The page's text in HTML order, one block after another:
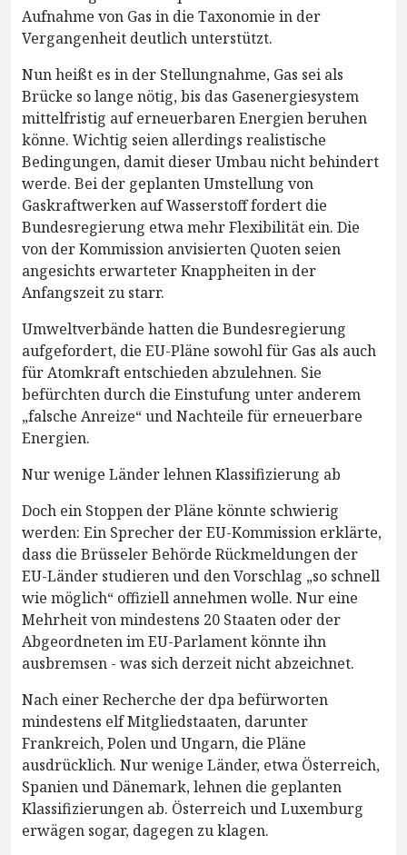
Aufnahme von Gas in die Taxonomie in der
Vergangenheit deutlich unterstützt.
Nun heißt es in der Stellungnahme, Gas sei als
Brücke so lange nötig, bis das Gasenergiesystem
mittelfristig auf erneuerbaren Energien beruhen
könne. Wichtig seien allerdings realistische
Bedingungen, damit dieser Umbau nicht behindert
werde. Bei der geplanten Umstellung von
Gaskraftwerken auf Wasserstoff fordert die
Bundesregierung etwa mehr Flexibilität ein. Die
von der Kommission anvisierten Quoten seien
angesichts erwarteter Knappheiten in der
Anfangszeit zu starr.
Umweltverbände hatten die Bundesregierung
aufgefordert, die EU-Pläne sowohl für Gas als auch
für Atomkraft entschieden abzulehnen. Sie
befürchten durch die Einstufung unter anderem
„falsche Anreize“ und Nachteile für erneuerbare
Energien.
Nur wenige Länder lehnen Klassifizierung ab
Doch ein Stoppen der Pläne könnte schwierig
werden: Ein Sprecher der EU-Kommission erklärte,
dass die Brüsseler Behörde Rückmeldungen der
EU-Länder studieren und den Vorschlag „so schnell
wie möglich“ offiziell annehmen wolle. Nur eine
Mehrheit von mindestens 20 Staaten oder der
Abgeordneten im EU-Parlament könnte ihn
ausbremsen - was sich derzeit nicht abzeichnet.
Nach einer Recherche der dpa befürworten
mindestens elf Mitgliedstaaten, darunter
Frankreich, Polen und Ungarn, die Pläne
ausdrücklich. Nur wenige Länder, etwa Österreich,
Spanien und Dänemark, lehnen die geplanten
Klassifizierungen ab. Österreich und Luxemburg
erwägen sogar, dagegen zu klagen.